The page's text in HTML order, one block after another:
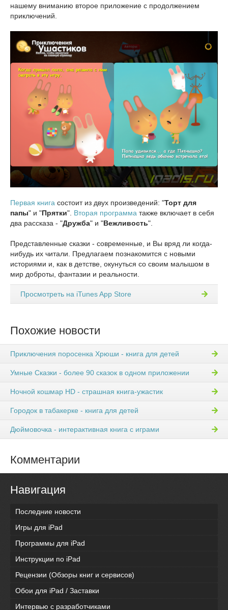
нашему вниманию второе приложение с продолжением
приключений.
Первая книга состоит из двух произведений: "Торт для
папы" и "Прятки". Вторая программа также включает в себя
два рассказа - "Дружба" и "Вежливость".
Представленные сказки - современные, и Вы вряд ли когда-
нибудь их читали. Предлагаем познакомится с новыми
историями и, как в детстве, окунуться со своим малышом в
мир доброты, фантазии и реальности.
Просмотреть на iTunes App Store
Похожие новости
Приключения поросенка Хрюши - книга для детей
Умные Сказки - более 90 сказок в одном приложении
Ночной кошмар HD - страшная книга-ужастик
Городок в табакерке - книга для детей
Дюймовочка - интерактивная книга с играми
Комментарии
Навигация
Последние новости
Игры для iPad
Программы для iPad
Инструкции по iPad
Рецензии (Обзоры книг и сервисов)
Обои для iPad / Заставки
Интервью с разработчиками